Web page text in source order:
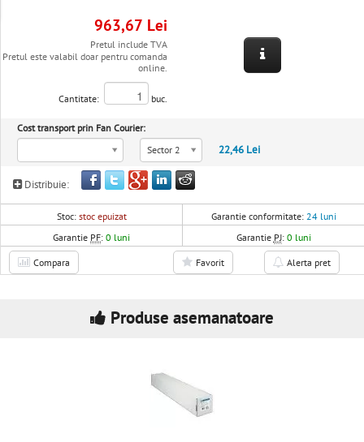
963,67 Lei
Pretul include TVA
Pretul este valabil doar pentru comanda
online.
Cantitate: buc.
Cost transport prin Fan Courier:
Sector 2
22,46 Lei
Distribuie:
Stoc: stoc epuizat Garantie conformitate: 24 luni
Garantie PF:0 luni Garantie PJ: 0 luni
Compara Favorit Alerta pret
Produse asemanatoare